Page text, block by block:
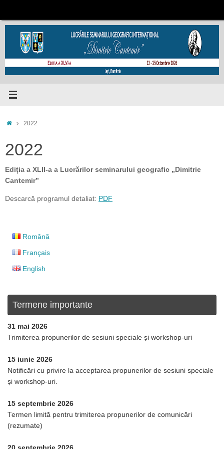
conținut
Prima2022
2022
Ediția a XLII-a a Lucrărilor seminarului geografic „Dimitrie
Cantemir”
Descarcă programul detaliat: PDF
Română
Français
English
Termene importante
31 mai 2026
Trimiterea propunerilor de sesiuni speciale și workshop-uri
15 iunie 2026
Notificări cu privire la acceptarea propunerilor de sesiuni speciale
și workshop-uri.
15 septembrie 2026
Termen limită pentru trimiterea propunerilor de comunicări
(rezumate)